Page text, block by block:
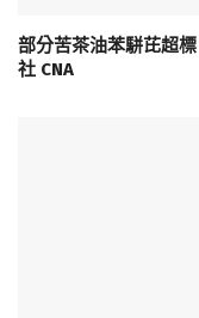
部分苦茶油苯駢芘超
社 CNA